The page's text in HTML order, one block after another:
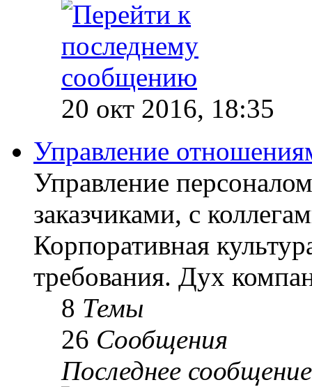
20 окт 2016, 18:35
Управление
Управление
заказчиками, с
Корпоративная
требования. Дух
8 Темы
26 Сообщения
Последнее сообщение